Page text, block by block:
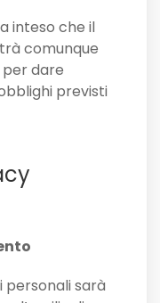
inteso che il
comunque
per dare
previsti
personali sarà